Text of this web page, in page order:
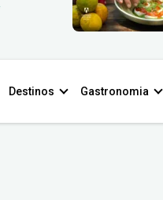
Destinos Gastronomia